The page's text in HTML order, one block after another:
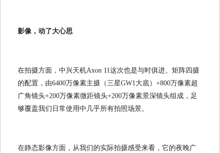
影像，动了大心思
在拍摄方面，中兴天机Axon 11这次也是与时俱进。矩阵四摄
的配置，由6400万像素主摄（三星GW1大底）+800万像素超
广角镜头+200万像素微距镜头+200万像素景深镜头组成，足
够覆盖我们日常使用中几乎所有拍照场景。
在静态影像方面，从我们的实际拍摄感受来看，它的夜晚广